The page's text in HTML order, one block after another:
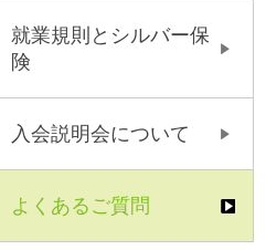
就業規則とシルバー保
険
入会説明会について
よくあるご質問